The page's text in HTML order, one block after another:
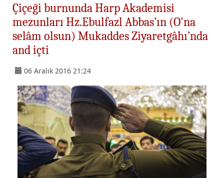
Çiçeği burnunda Harp Akademisi
mezunları Hz.Ebulfazl Abbas’ın (O'na
selâm olsun) Mukaddes Ziyaretgâhı’nda
and içti
06 Aralık 2016 21:24